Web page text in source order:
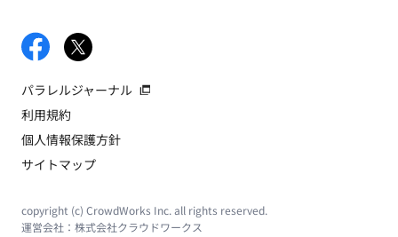
パラレルジャーナル
利用規約
個人情報保護方針
サイトマップ
copyright (c) CrowdWorks Inc. all rights reserved.
運営会社： 株式会社クラウドワークス